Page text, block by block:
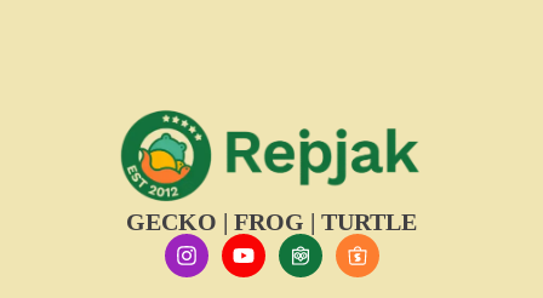
GECKO | FROG | TURTLE